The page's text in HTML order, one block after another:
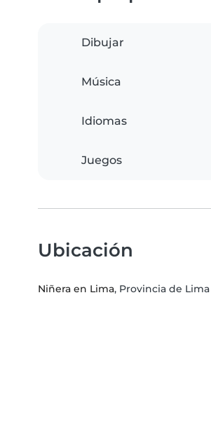
Dibujar
Música
Idiomas
Juegos
Ubicación
Niñera en Lima, Provincia de Lima